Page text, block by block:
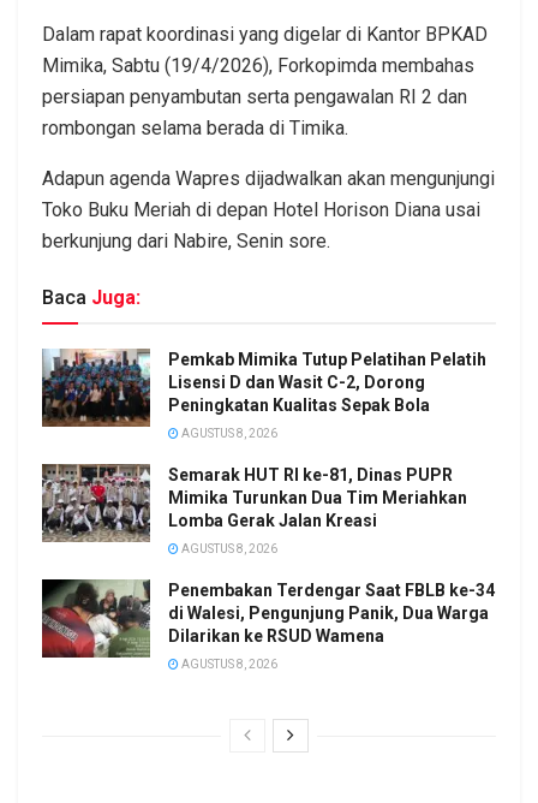
Dalam rapat koordinasi yang digelar di Kantor BPKAD
Mimika, Sabtu (19/4/2026), Forkopimda membahas
persiapan penyambutan serta pengawalan RI 2 dan
rombongan selama berada di Timika.
Adapun agenda Wapres dijadwalkan akan mengunjungi
Toko Buku Meriah di depan Hotel Horison Diana usai
berkunjung dari Nabire, Senin sore.
Baca Juga:
Pemkab Mimika Tutup Pelatihan Pelatih
Lisensi D dan Wasit C-2, Dorong
Peningkatan Kualitas Sepak Bola
AGUSTUS 8, 2026
Semarak HUT RI ke-81, Dinas PUPR
Mimika Turunkan Dua Tim Meriahkan
Lomba Gerak Jalan Kreasi
AGUSTUS 8, 2026
Penembakan Terdengar Saat FBLB ke-34
di Walesi, Pengunjung Panik, Dua Warga
Dilarikan ke RSUD Wamena
AGUSTUS 8, 2026